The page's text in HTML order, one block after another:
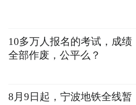
10多万人报名的考试，成绩
全部作废，公平么？
8月9日起，宁波地铁全线暂